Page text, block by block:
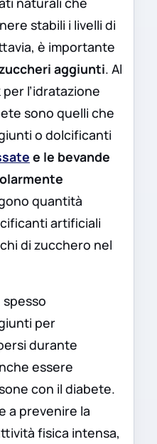
stabili i livelli di
è importante
aggiunti. Al
l’idratazione
sono quelli che
o dolcificanti
e le bevande
quantità
artificiali
di zucchero nel
per
durante
essere
con il diabete.
a prevenire la
fisica intensa,